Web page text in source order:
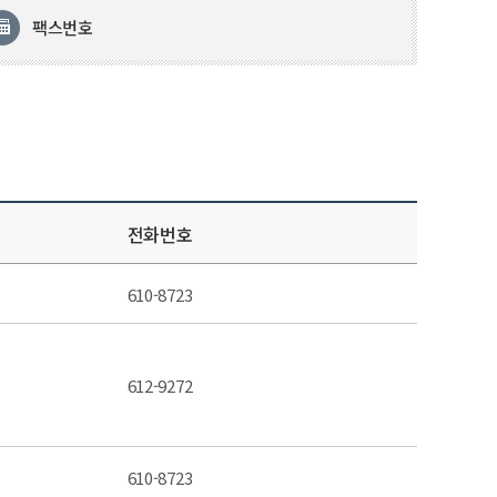
팩스번호
전화번호
610-8723
612-9272
610-8723